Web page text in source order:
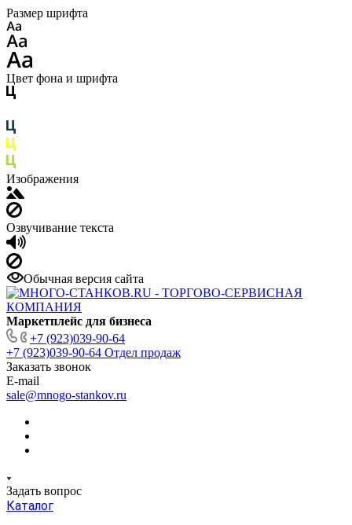
Размер шрифта
Цвет фона и шрифта
Изображения
Озвучивание текста
Обычная версия сайта
Маркетплейс для бизнеса
+7 (923)039-90-64
+7 (923)039-90-64 Отдел продаж
Заказать звонок
E-mail
sale@mnogo-stankov.ru
Задать вопрос
Каталог